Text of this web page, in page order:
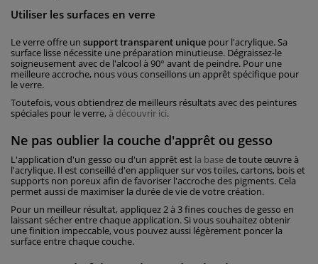
Utiliser les surfaces en verre
Le verre offre un support transparent unique pour l'acrylique. Sa
surface lisse nécessite une préparation minutieuse. Dégraissez-le
soigneusement avec de l'alcool à 90° avant de peindre. Pour une
meilleure accroche, nous vous conseillons un apprêt spécifique pour
le verre.
Toutefois, vous obtiendrez de meilleurs résultats avec des peintures
spéciales pour le verre, à découvrir ici.
Ne pas oublier la couche d'apprêt ou gesso
L'application d'un gesso ou d'un apprêt est la basede toute œuvre à
l'acrylique. Il est conseillé d'en appliquer sur vos toiles, cartons, bois et
supports non poreux afin de favoriser l'accroche des pigments. Cela
permet aussi de maximiser la durée de vie de votre création.
Pour un meilleur résultat, appliquez 2 à 3 fines couches de gesso en
laissant sécher entre chaque application. Si vous souhaitez obtenir
une finition impeccable, vous pouvez aussi légèrement poncer la
surface entre chaque couche.